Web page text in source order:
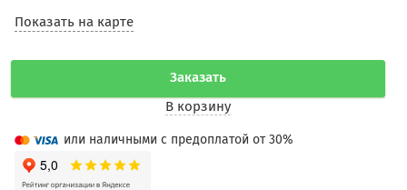
Показать на карте
Заказать
В корзину
или наличными с предоплатой от 30%